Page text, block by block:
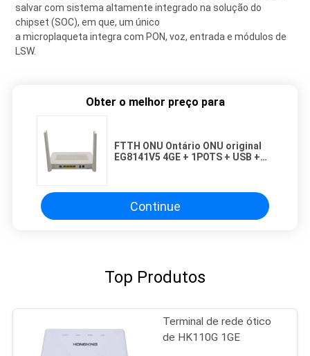
salvar com sistema altamente integrado na solução do
chipset (SOC), em que, um único
a microplaqueta integra com PON, voz, entrada e módulos de
LSW.
Obter o melhor preço para
FTTH ONU Ontário ONU original
EG8141V5 4GE + 1POTS + USB +
Continue
Top Produtos
Terminal de rede ótico
de HK110G 1GE